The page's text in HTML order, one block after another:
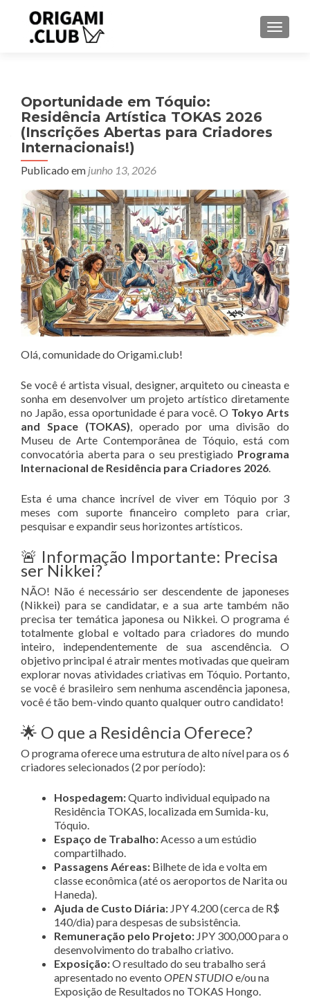
Oportunidade em Tóquio:
Residência Artística TOKAS 2026
(Inscrições Abertas para Criadores
Internacionais!)
Publicado em junho 13, 2026
Olá, comunidade do Origami.club!
Se você é artista visual, designer, arquiteto ou cineasta e
sonha em desenvolver um projeto artístico diretamente
no Japão, essa oportunidade é para você. O Tokyo Arts
and Space (TOKAS), operado por uma divisão do
Museu de Arte Contemporânea de Tóquio, está com
convocatória aberta para o seu prestigiado Programa
Internacional de Residência para Criadores 2026.
Esta é uma chance incrível de viver em Tóquio por 3
meses com suporte financeiro completo para criar,
pesquisar e expandir seus horizontes artísticos.
🚨 Informação Importante: Precisa
ser Nikkei?
NÃO! Não é necessário ser descendente de japoneses
(Nikkei) para se candidatar, e a sua arte também não
precisa ter temática japonesa ou Nikkei. O programa é
totalmente global e voltado para criadores do mundo
inteiro, independentemente de sua ascendência. O
objetivo principal é atrair mentes motivadas que queiram
explorar novas atividades criativas em Tóquio. Portanto,
se você é brasileiro sem nenhuma ascendência japonesa,
você é tão bem-vindo quanto qualquer outro candidato!
🌟 O que a Residência Oferece?
O programa oferece uma estrutura de alto nível para os 6
criadores selecionados (2 por período):
Hospedagem:Quarto individual equipado na
Residência TOKAS, localizada em Sumida-ku,
Tóquio.
Espaço de Trabalho:Acesso a um estúdio
compartilhado.
Passagens Aéreas: Bilhete de ida e volta em
classe econômica (até os aeroportos de Narita ou
Haneda).
Ajuda de Custo Diária: JPY 4.200 (cerca de R$
140/dia) para despesas de subsistência.
Remuneração pelo Projeto: JPY 300,000 para o
desenvolvimento do trabalho criativo.
Exposição:O resultado do seu trabalho será
apresentado no evento OPEN STUDIOe/ou na
Exposição de Resultados no TOKAS Hongo.